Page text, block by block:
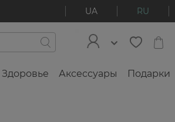
UA RU
Здоровье Аксессуары Подарки